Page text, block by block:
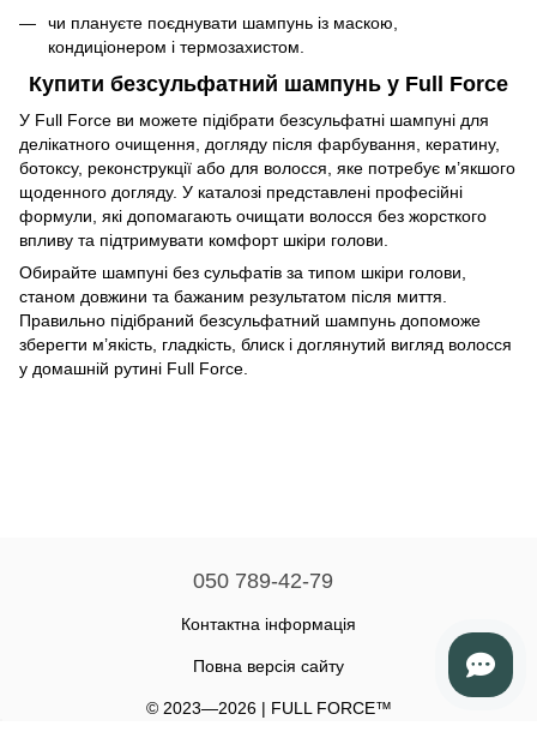
чи плануєте поєднувати шампунь із маскою,
кондиціонером і термозахистом.
Купити безсульфатний шампунь у Full Force
У Full Force ви можете підібрати безсульфатні шампуні для
делікатного очищення, догляду після фарбування, кератину,
ботоксу, реконструкції або для волосся, яке потребує м’якшого
щоденного догляду. У каталозі представлені професійні
формули, які допомагають очищати волосся без жорсткого
впливу та підтримувати комфорт шкіри голови.
Обирайте шампуні без сульфатів за типом шкіри голови,
станом довжини та бажаним результатом після миття.
Правильно підібраний безсульфатний шампунь допоможе
зберегти м’якість, гладкість, блиск і доглянутий вигляд волосся
у домашній рутині Full Force.
050 789-42-79
Контактна інформація
Повна версія сайту
© 2023—2026 | FULL FORCE™